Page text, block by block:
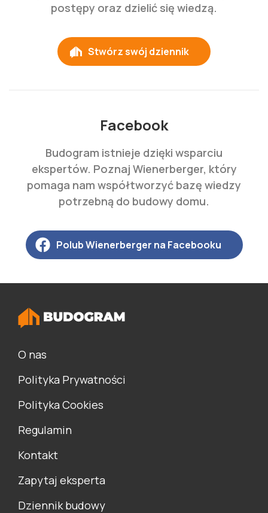
postępy oraz dzielić się wiedzą.
Stwórz swój dziennik
Facebook
Budogram istnieje dzięki wsparciu
ekspertów. Poznaj Wienerberger, który
pomaga nam współtworzyć bazę wiedzy
potrzebną do budowy domu.
Polub Wienerberger na Facebooku
O nas
Polityka Prywatności
Polityka Cookies
Regulamin
Kontakt
Zapytaj eksperta
Dziennik budowy